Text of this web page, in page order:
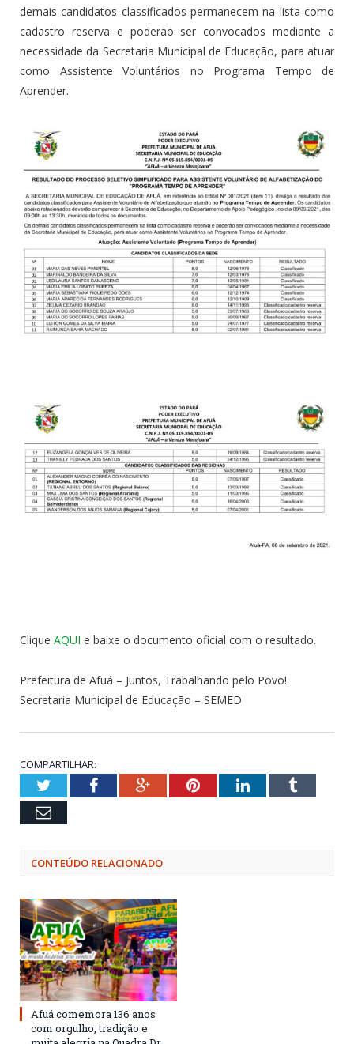
demais candidatos classificados permanecem na lista como
cadastro reserva e poderão ser convocados mediante a
necessidade da Secretaria Municipal de Educação, para atuar
como Assistente Voluntários no Programa Tempo de
Aprender.
Clique AQUI e baixe o documento oficial com o resultado.
Prefeitura de Afuá – Juntos, Trabalhando pelo Povo!
Secretaria Municipal de Educação – SEMED
COMPARTILHAR:
TwitterFacebookGoogle+PinterestLinkedInTumblr
Email
CONTEÚDO RELACIONADO
Afuá comemora 136 anos
com orgulho, tradição e